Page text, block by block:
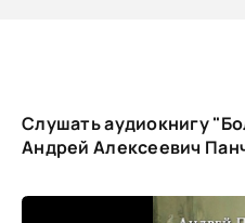
Слушать аудиокнигу
Андрей Алексеевич